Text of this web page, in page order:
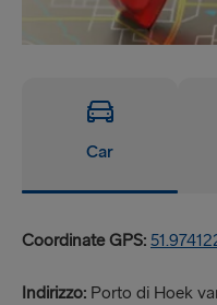
Car
Coordinate GPS:
Indirizzo: Porto di Hoek